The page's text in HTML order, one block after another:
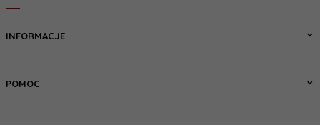
INFORMACJE
POMOC